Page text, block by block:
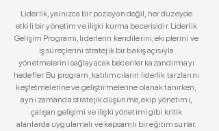
Liderlik, yalnızca bir pozisyon değil, her düzeyde
etkili bir yönetim ve ilişki kurma becerisidir. Liderlik
Gelişim Programı, liderlerin kendilerini, ekiplerini ve
iş süreçlerini stratejik bir bakış açısıyla
yönetmelerini sağlayacak beceriler kazandırmayı
hedefler. Bu program, katılımcıların liderlik tarzlarını
keşfetmelerine ve geliştirmelerine olanak tanırken,
aynı zamanda stratejik düşünme, ekip yönetimi,
çalışan gelişimi ve ilişki yönetimi gibi kritik
alanlarda uygulamalı ve kapsamlı bir eğitim sunar.